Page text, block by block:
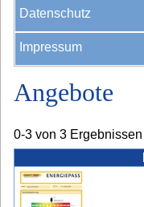
Datenschutz
Impressum
Angebote
0-3 von 3 Ergebnissen